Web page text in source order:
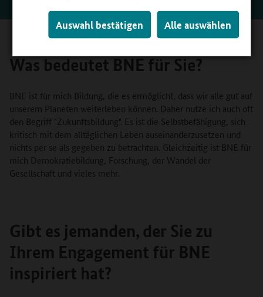
Auswahl bestätigen Alle auswählen
Was bedeutet BNE für Sie?
BNE ist für mich Bildung, die es ermöglicht, dass wir alle gut auf
unserem Planeten weiterleben können. Daher nutze ich auch oft
den Begriff "Zukunftsbildung". Es ist die Selbstbefähigung, sich
kritisch mit dem alltäglichen Leben auseinanderzusetzen und
nichts per se als gegeben zu betrachten. Gleichzeitig ist BNE für
mich Demokratiebildung, Forschung, der Wandel der
Gesellschaft und vieles mehr.
Gibt es jemanden, der Sie zu
Ihrem Engagement für BNE
inspiriert hat?